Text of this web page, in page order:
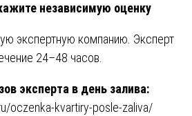
независимую оценку
экспертную компанию. Эксперт
24–48 часов.
эксперта в день залива:
oczenka-kvartiry-posle-zaliva/